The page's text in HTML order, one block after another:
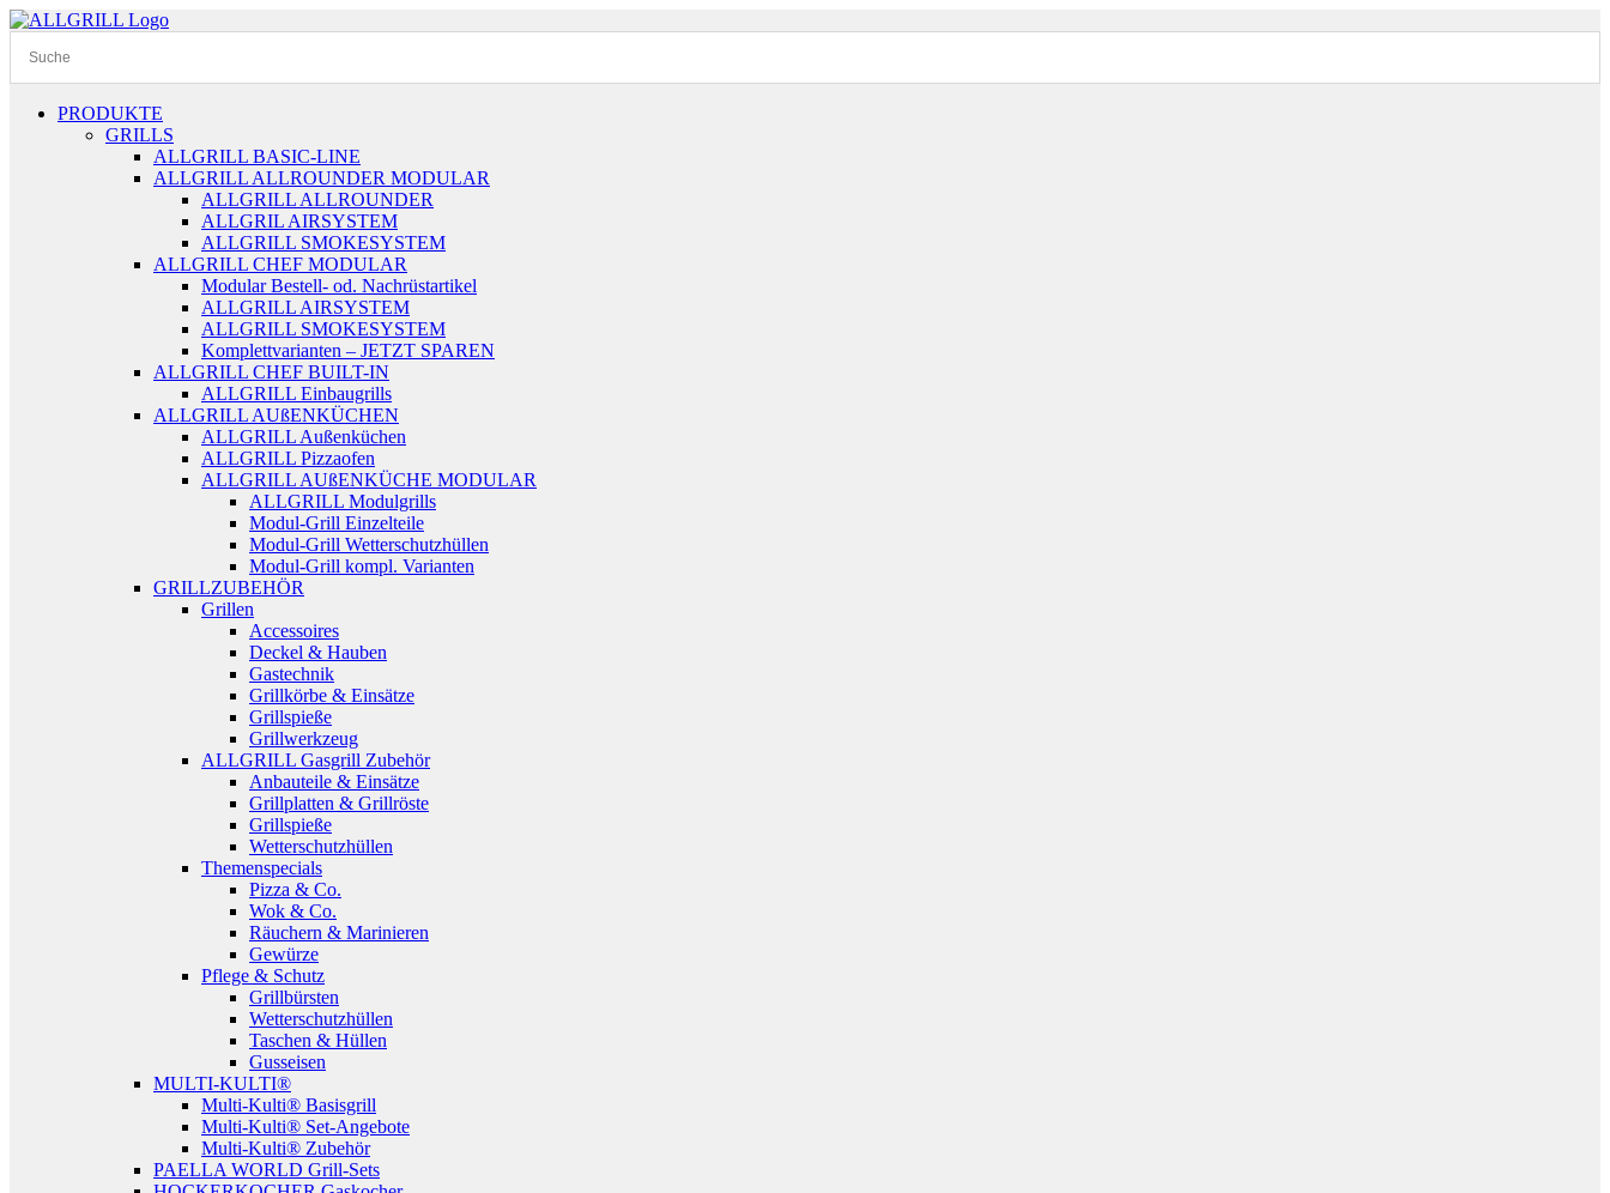
Zum
springen
PRODUKTE
GRILLS
ALLGRILL BASIC-LINE
ALLGRILL ALLROUNDER MODULAR
ALLGRILL ALLROUNDER
ALLGRIL AIRSYSTEM
ALLGRILL SMOKESYSTEM
ALLGRILL CHEF MODULAR
Modular Bestell- od. Nachrüstartikel
ALLGRILL AIRSYSTEM
ALLGRILL SMOKESYSTEM
Komplettvarianten – JETZT SPAREN
ALLGRILL CHEF BUILT-IN
ALLGRILL Einbaugrills
ALLGRILL AUßENKÜCHEN
ALLGRILL Außenküchen
ALLGRILL Pizzaofen
ALLGRILL AUßENKÜCHE MODULAR
ALLGRILL Modulgrills
Modul-Grill Einzelteile
Modul-Grill Wetterschutzhüllen
Modul-Grill kompl. Varianten
GRILLZUBEHÖR
Grillen
Accessoires
Deckel & Hauben
Gastechnik
Grillkörbe & Einsätze
Grillspieße
Grillwerkzeug
ALLGRILL Gasgrill Zubehör
Anbauteile & Einsätze
Grillplatten & Grillröste
Grillspieße
Wetterschutzhüllen
Themenspecials
Pizza & Co.
Wok & Co.
Räuchern & Marinieren
Gewürze
Pflege & Schutz
Grillbürsten
Wetterschutzhüllen
Taschen & Hüllen
Gusseisen
MULTI-KULTI®
Multi-Kulti® Basisgrill
Multi-Kulti® Set-Angebote
Multi-Kulti® Zubehör
PAELLA WORLD Grill-Sets